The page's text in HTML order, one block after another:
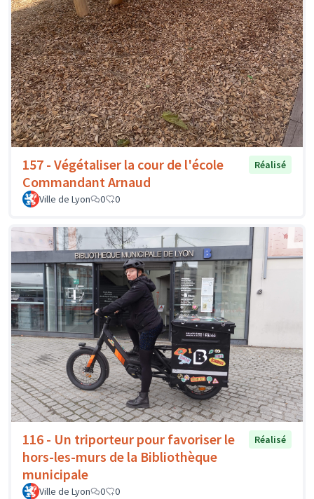
157 - Végétaliser la cour de l'école
Commandant Arnaud
Réalisé
Ville de Lyon 0 0
116 - Un triporteur pour favoriser le
hors-les-murs de la Bibliothèque
municipale
Réalisé
Ville de Lyon 0 0